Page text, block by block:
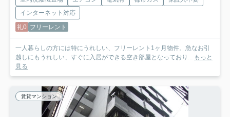
インターネット対応
礼0 フリーレント
一人暮らしの方には特にうれしい、フリーレント1ヶ月物件。急なお引
越しにもうれしい、すぐに入居ができる空き部屋となっており...
もっと
見る
賃貸マンション